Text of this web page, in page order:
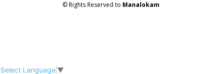
© Rights Reserved to Manalokam
Select Language ▼